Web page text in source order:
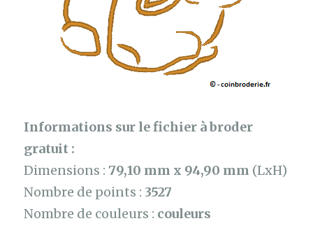
Informations sur le fichier à broder
gratuit :
Dimensions : 79,10 mm x 94,90 mm (LxH)
Nombre de points : 3527
Nombre de couleurs : couleurs